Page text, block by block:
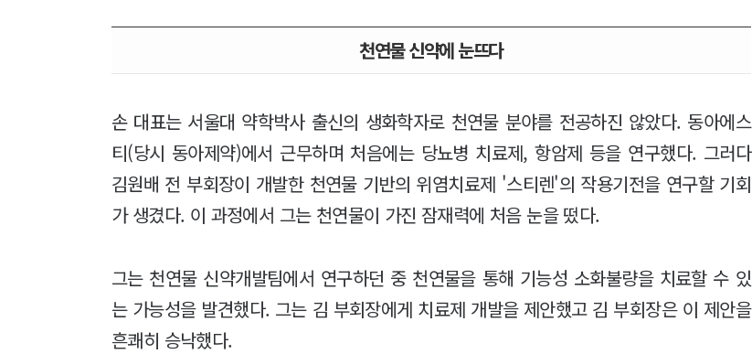
천연물 신약에 눈뜨다
손 대표는 서울대 약학박사 출신의 생화학자로 천연물 분야를 전공하진 않았다. 동아에스
티(당시 동아제약)에서 근무하며 처음에는 당뇨병 치료제, 항암제 등을 연구했다. 그러다
김원배 전 부회장이 개발한 천연물 기반의 위염치료제 '스티렌'의 작용기전을 연구할 기회
가 생겼다. 이 과정에서 그는 천연물이 가진 잠재력에 처음 눈을 떴다.
그는 천연물 신약개발팀에서 연구하던 중 천연물을 통해 기능성 소화불량을 치료할 수 있
는 가능성을 발견했다. 그는 김 부회장에게 치료제 개발을 제안했고 김 부회장은 이 제안을
흔쾌히 승낙했다.